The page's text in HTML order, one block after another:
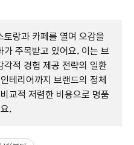
토랑과 카페를 열며 오감을
가 주목받고 있어요. 이는 브
각적 경험 제공 전략의 일환
테리어까지 브랜드의 정체
교적 저렴한 비용으로 명품
.